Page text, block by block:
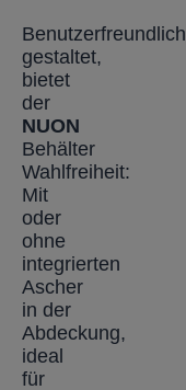
Benutzerfreundlich
gestaltet,
bietet
der
NUON
Behälter
Wahlfreiheit:
Mit
oder
ohne
integrierten
Ascher
in der
Abdeckung,
ideal
für